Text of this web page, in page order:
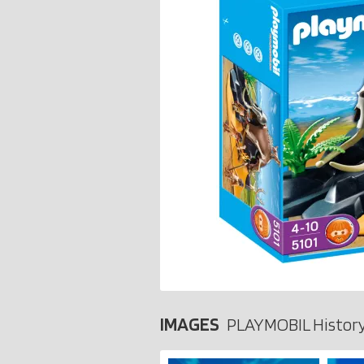
IMAGES PLAYMOBIL